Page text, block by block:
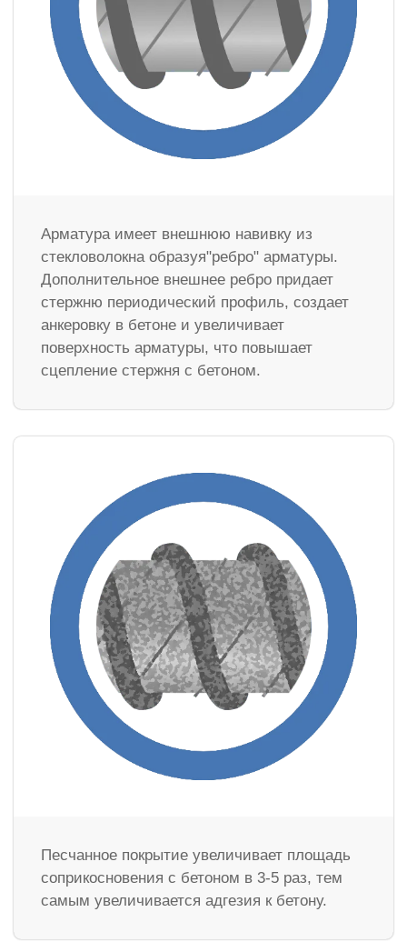
Арматура имеет внешнюю навивку из
стекловолокна образуя"ребро" арматуры.
Дополнительное внешнее ребро придает
стержню периодический профиль, создает
анкеровку в бетоне и увеличивает
поверхность арматуры, что повышает
сцепление стержня с бетоном.
Песчанное покрытие увеличивает площадь
соприкосновения с бетоном в 3-5 раз, тем
самым увеличивается адгезия к бетону.